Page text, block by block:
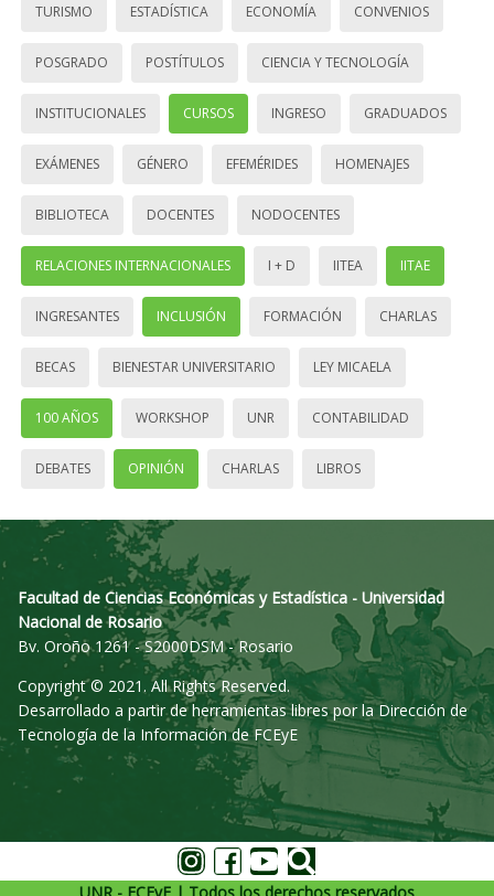
TURISMO ESTADÍSTICA ECONOMÍA CONVENIOS
POSGRADO POSTÍTULOS CIENCIA Y TECNOLOGÍA
INSTITUCIONALES CURSOS INGRESO GRADUADOS
EXÁMENES GÉNERO EFEMÉRIDES HOMENAJES
BIBLIOTECA DOCENTES NODOCENTES
RELACIONES INTERNACIONALES I + D IITEA IITAE
INGRESANTES INCLUSIÓN FORMACIÓN CHARLAS
BECAS BIENESTAR UNIVERSITARIO LEY MICAELA
100 AÑOS WORKSHOP UNR CONTABILIDAD
DEBATES OPINIÓN CHARLAS LIBROS
Facultad de Ciencias Económicas y Estadística - Universidad
Nacional de Rosario
Bv. Oroño 1261 - S2000DSM - Rosario
Copyright © 2021. All Rights Reserved.
Desarrollado a partir de herramientas libres por la Dirección de
Tecnología de la Información de FCEyE